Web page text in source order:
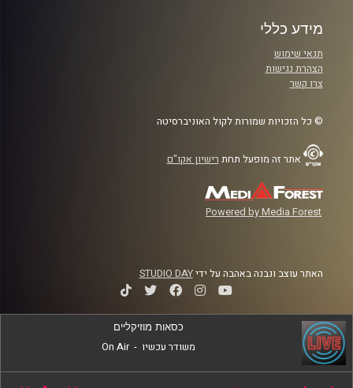
מידע כללי
תנאי שימוש
הצהרת נגישות
צרו קשר
© כל הזכויות שמורות לקול האוניברסיטה
אתר זה מופעל תחת רישיון אקו"ם
Powered by Media Forest
האתר עוצב ונבנה באהבה על ידיSTUDIO DAY
כסאות מוזיקליים
משודר עכשיו -
On Air